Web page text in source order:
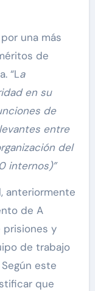
una más
de
“La
en su
de
entre
del
internos)”
anteriormente
de A
prisiones y
de trabajo
este
que